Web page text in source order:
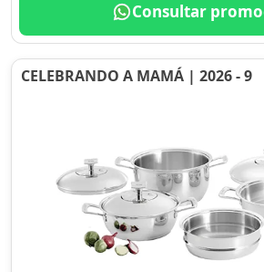
Consultar
CELEBRANDO A MAMÁ | 2026 - 9